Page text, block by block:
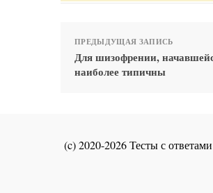
ПРЕДЫДУЩАЯ ЗАПИСЬ
Для шизофрении,
наиболее типичны
(c) 2020-2026 Тесты с